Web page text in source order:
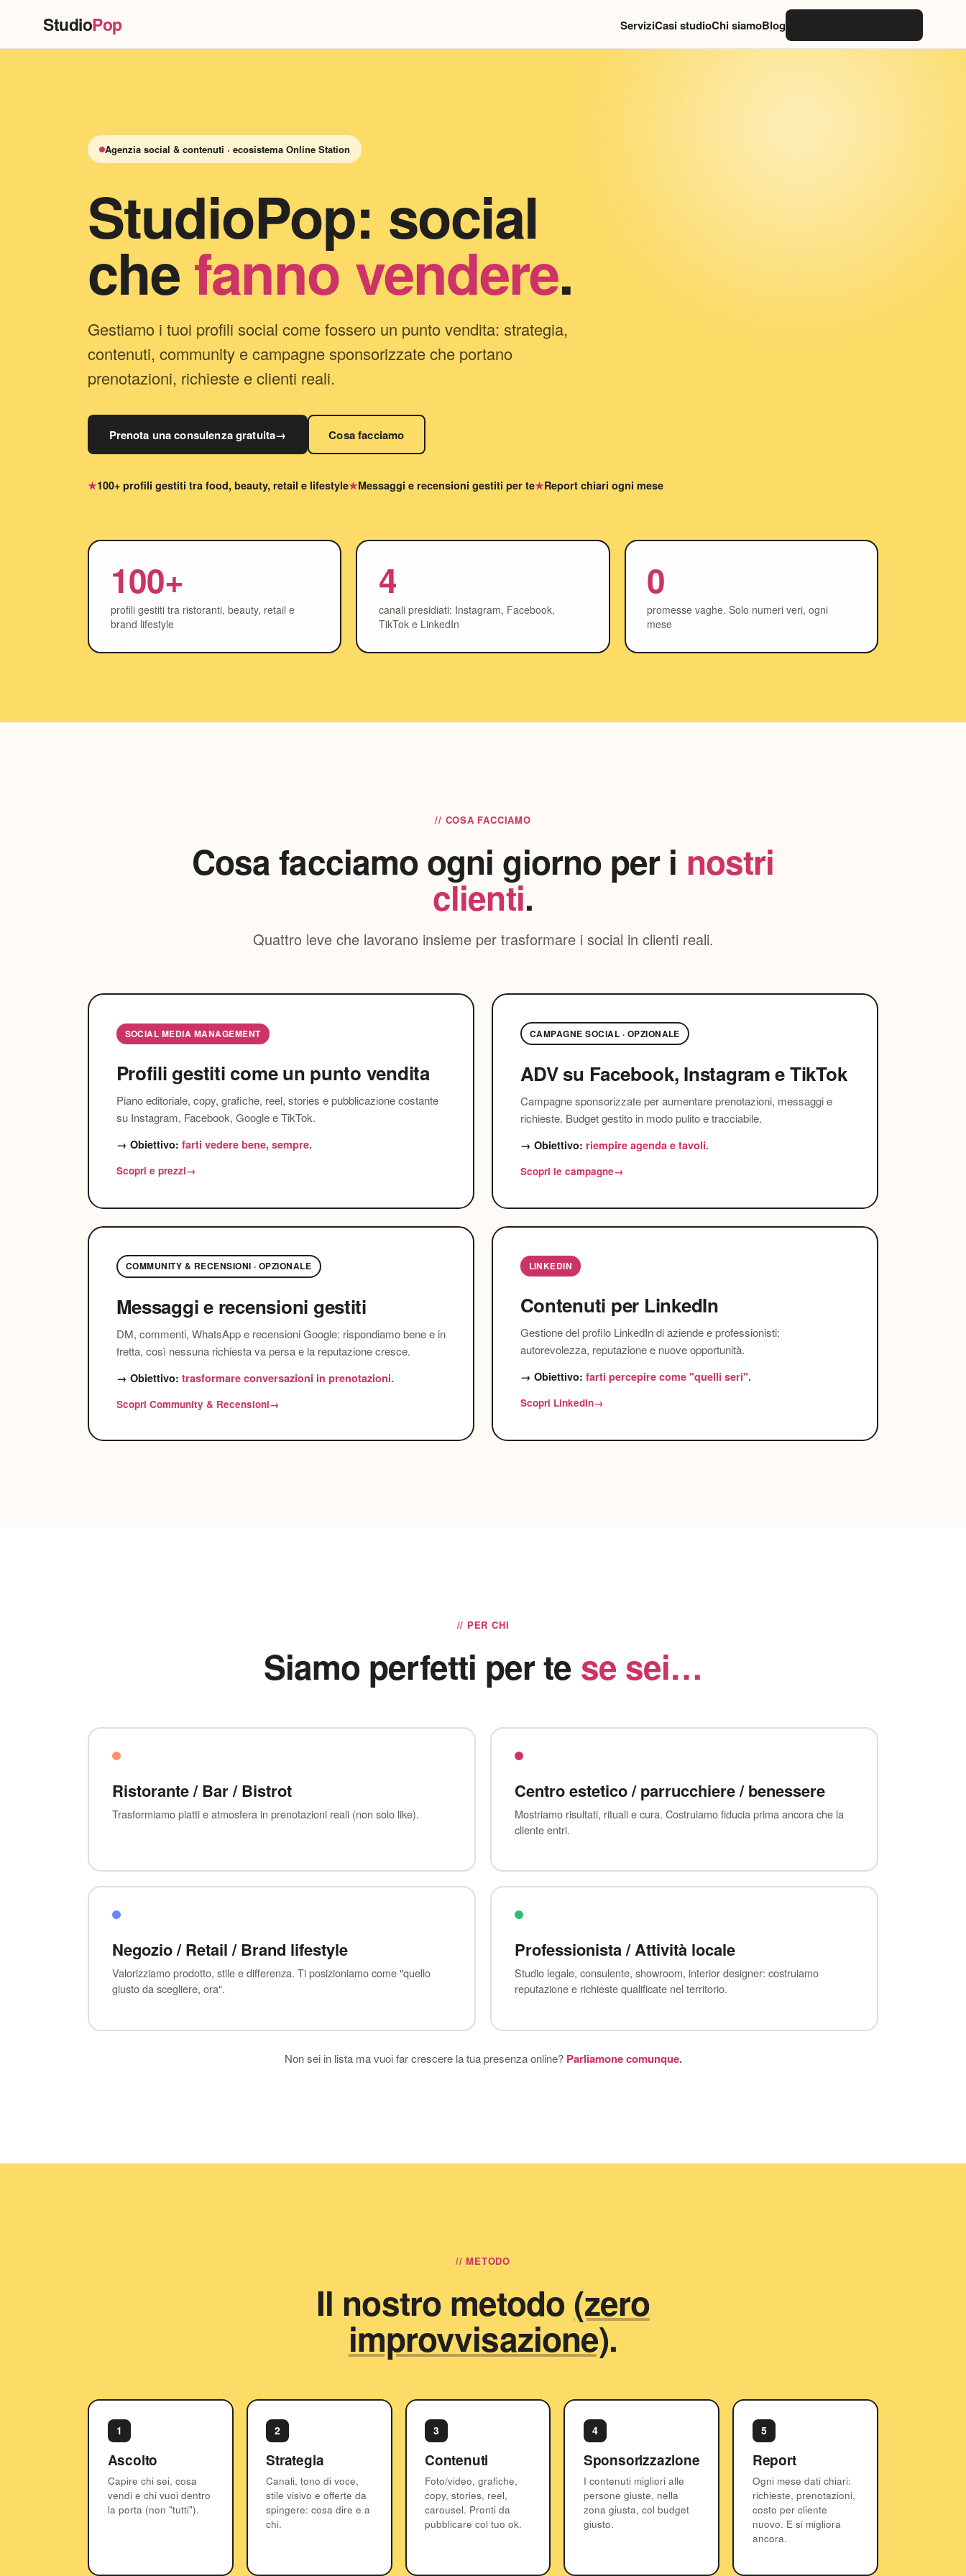
StudioPop ServiziCasi studioChi siamoBlog
Agenzia social & contenuti · ecosistema Online Station
StudioPop: social
chefanno vendere.
Gestiamo i tuoi profili social come fossero un punto vendita: strategia,
contenuti, community e campagne sponsorizzate che portano
prenotazioni, richieste e clienti reali.
Prenota una consulenza gratuita→ Cosa facciamo
100+ profili gestiti tra food, beauty, retail e lifestyle Messaggi e recensioni gestiti per te Report chiari ogni mese
100+
profili gestiti tra ristoranti, beauty, retail e
brand lifestyle
4
canali presidiati: Instagram, Facebook,
TikTok e LinkedIn
0
promesse vaghe. Solo numeri veri, ogni
mese
// COSA FACCIAMO
Cosa facciamo ogni giorno per i nostri
clienti.
Quattro leve che lavorano insieme per trasformare i social in clienti reali.
SOCIAL MEDIA MANAGEMENT
Profili gestiti come un punto vendita
Piano editoriale, copy, grafiche, reel, stories e pubblicazione costante
su Instagram, Facebook, Google e TikTok.
→ Obiettivo: farti vedere bene, sempre.
Scopri e prezzi→
CAMPAGNE SOCIAL · OPZIONALE
ADV su Facebook, Instagram e TikTok
Campagne sponsorizzate per aumentare prenotazioni, messaggi e
richieste. Budget gestito in modo pulito e tracciabile.
→ Obiettivo: riempire agenda e tavoli.
Scopri le campagne→
COMMUNITY & RECENSIONI · OPZIONALE
Messaggi e recensioni gestiti
DM, commenti, WhatsApp e recensioni Google: rispondiamo bene e in
fretta, così nessuna richiesta va persa e la reputazione cresce.
→ Obiettivo: trasformare conversazioni in prenotazioni.
Scopri Community & Recensioni→
LINKEDIN
Contenuti per LinkedIn
Gestione del profilo LinkedIn di aziende e professionisti:
autorevolezza, reputazione e nuove opportunità.
→ Obiettivo: farti percepire come "quelli seri".
Scopri LinkedIn→
// PER CHI
Siamo perfetti per te se sei…
Ristorante / Bar / Bistrot
Trasformiamo piatti e atmosfera in prenotazioni reali (non solo like).
Centro estetico / parrucchiere / benessere
Mostriamo risultati, rituali e cura. Costruiamo fiducia prima ancora che la
cliente entri.
Negozio / Retail / Brand lifestyle
Valorizziamo prodotto, stile e differenza. Ti posizioniamo come "quello
giusto da scegliere, ora".
Professionista / Attività locale
Studio legale, consulente, showroom, interior designer: costruiamo
reputazione e richieste qualificate nel territorio.
Non sei in lista ma vuoi far crescere la tua presenza online? Parliamone comunque.
// METODO
Il nostro metodo(zero
improvvisazione).
1
Ascolto
Capire chi sei, cosa
vendi e chi vuoi dentro
la porta (non "tutti").
2
Strategia
Canali, tono di voce,
stile visivo e offerte da
spingere: cosa dire e a
chi.
3
Contenuti
Foto/video, grafiche,
copy, stories, reel,
carousel. Pronti da
pubblicare col tuo ok.
4
Sponsorizzazione
I contenuti migliori alle
persone giuste, nella
zona giusta, col budget
giusto.
5
Report
Ogni mese dati chiari:
richieste, prenotazioni,
costo per cliente
nuovo. E si migliora
ancora.